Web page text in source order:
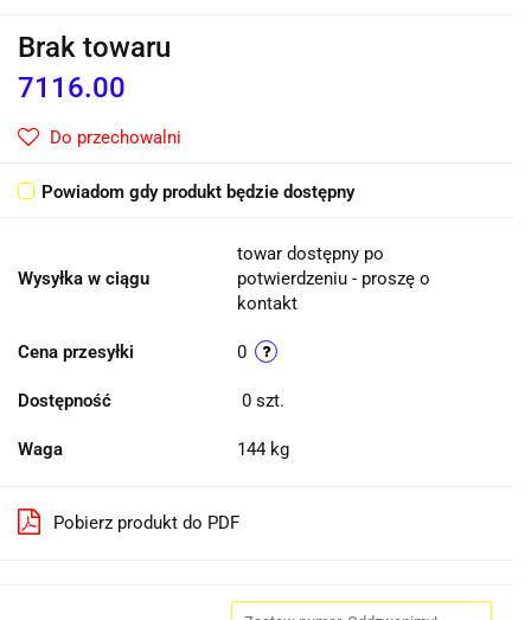
Brak towaru
7116.00
Do przechowalni
Powiadom gdy produkt będzie dostępny
Wysyłka w ciągu
towar dostępny po
potwierdzeniu - proszę o
kontakt
Cena przesyłki 0
Dostępność 0 szt.
Waga 144 kg
Pobierz produkt do PDF